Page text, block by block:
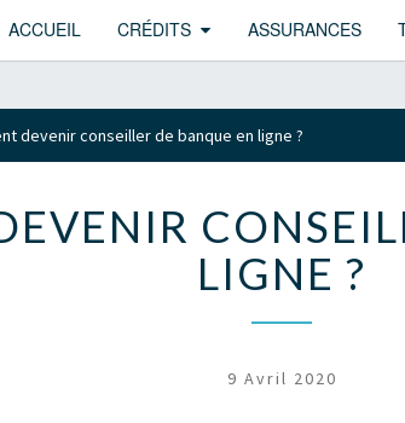
ACCUEIL CRÉDITS ASSURANCES
devenir conseiller de banque en ligne ?
LIGNE ?
9 Avril 2020